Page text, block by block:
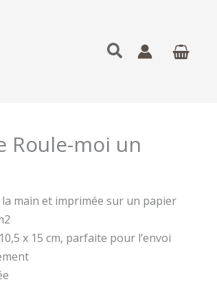
Rechercher
Roule-moi un
main et imprimée sur un papier
x 15 cm, parfaite pour l’envoi